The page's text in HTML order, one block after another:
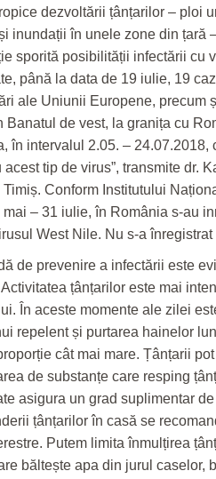
dezvoltării țânțarilor – ploi
inundații în unele zone din țară
sporită posibilității infectării cu
până la data de 19 iulie, 19
ale Uniunii Europene, precum
Banatul de vest, la granița cu
în intervalul 2.05. – 24.07.2018,
tip de virus”, transmite dr.
Conform Institutului
– 31 iulie, în România s-au
West Nile. Nu s-a
de prevenire a infectării este
țânțarilor este mai
În aceste momente ale zilei
repelent și purtarea hainelor
cât mai mare. Țânțarii
de substanțe care resping
asigura un grad suplimentar
țânțarilor în casă se
Putem limita înmulțirea
băltește apa din jurul caselor,